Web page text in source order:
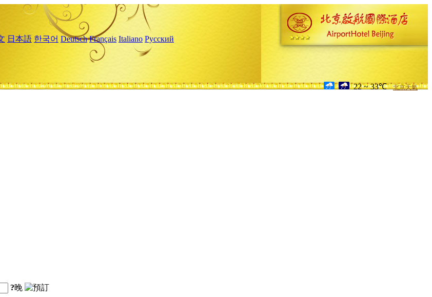
日本語 한국어 Deutsch Français Italiano Русский
22 ~ 33℃ 北京天氣
?晚